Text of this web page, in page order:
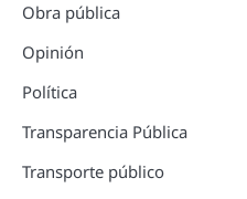
Obra pública
Opinión
Política
Transparencia Pública
Transporte público